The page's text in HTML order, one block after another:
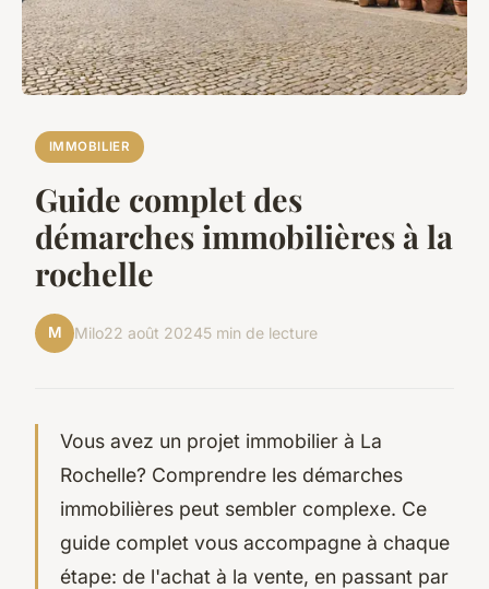
IMMOBILIER
Guide complet des
démarches immobilières à la
rochelle
M Milo22 août 20245 min de lecture
Vous avez un projet immobilier à La
Rochelle? Comprendre les démarches
immobilières peut sembler complexe. Ce
guide complet vous accompagne à chaque
étape: de l'achat à la vente, en passant par